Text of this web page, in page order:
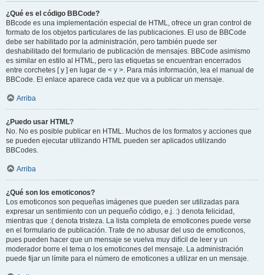
¿Qué es el código BBCode?
BBcode es una implementación especial de HTML, ofrece un gran control de
formato de los objetos particulares de las publicaciones. El uso de BBCode
debe ser habilitado por la administración, pero también puede ser
deshabilitado del formulario de publicación de mensajes. BBCode asimismo
es similar en estilo al HTML, pero las etiquetas se encuentran encerrados
entre corchetes [ y ] en lugar de < y >. Para más información, lea el manual de
BBCode. El enlace aparece cada vez que va a publicar un mensaje.
Arriba
¿Puedo usar HTML?
No. No es posible publicar en HTML. Muchos de los formatos y acciones que
se pueden ejecutar utilizando HTML pueden ser aplicados utilizando
BBCodes.
Arriba
¿Qué son los emoticonos?
Los emoticonos son pequeñas imágenes que pueden ser utilizadas para
expresar un sentimiento con un pequeño código, e.j. :) denota felicidad,
mientras que :( denota tristeza. La lista completa de emoticones puede verse
en el formulario de publicación. Trate de no abusar del uso de emoticonos,
pues pueden hacer que un mensaje se vuelva muy difícil de leer y un
moderador borre el tema o los emoticones del mensaje. La administración
puede fijar un límite para el número de emoticones a utilizar en un mensaje.